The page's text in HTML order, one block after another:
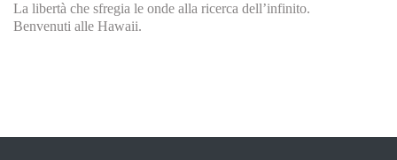
La libertà che sfregia le onde alla ricerca dell’infinito.
Benvenuti alle Hawaii.